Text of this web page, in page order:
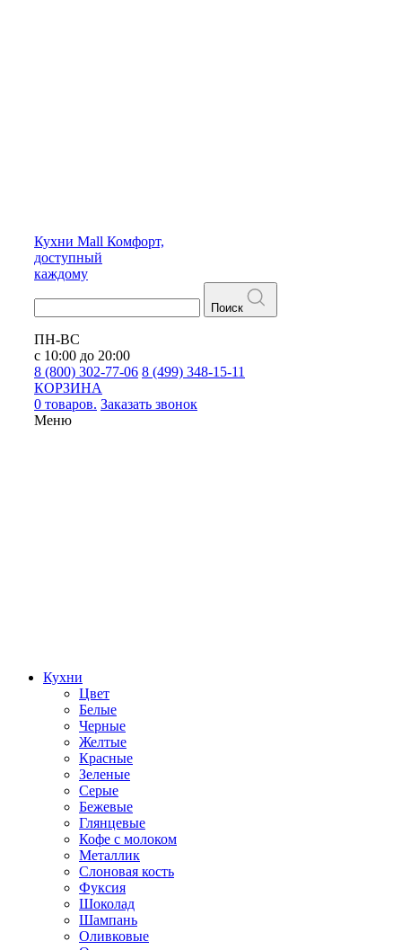
Кухни Mall Комфорт,
доступный
каждому
Поиск
ПН-ВС
с 10:00 до 20:00
8 (800) 302-77-06 8 (499) 348-15-11
КОРЗИНА
0 товаров. Заказать звонок
Меню
Кухни
Цвет
Белые
Черные
Желтые
Красные
Зеленые
Серые
Бежевые
Глянцевые
Кофе с молоком
Металлик
Слоновая кость
Фуксия
Шоколад
Шампань
Оливковые